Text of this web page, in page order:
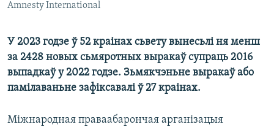
Amnesty International
У 2023 годзе ў 52 краінах сьвету вынесьлі ня менш
за 2428 новых сьмяротных выракаў супраць 2016
выпадкаў у 2022 годзе. Зьмякчэньне выракаў або
памілаваньне зафіксавалі ў 27 краінах.
Міжнародная праваабарончая арганізацыя